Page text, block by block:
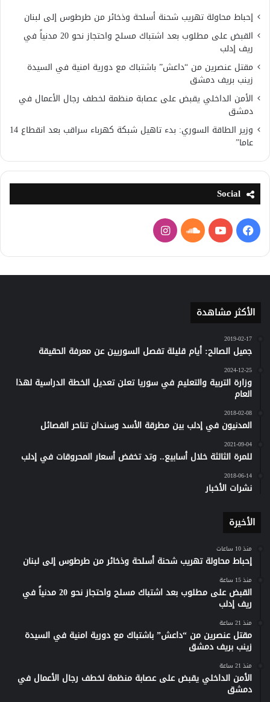
إحباط محاولة تهريب شحنة أسلحة وذخائر من طرطوس إلى لبنان
القبض على مطلوب بعد اشتباك مسلح واحتجاز نحو 20 مدنياً في
ريف إدلب
مقتل عنصرين من “داعش” باشتباك مع دورية امنية في السيدة
زينب بريف دمشق
الأمن الداخلي يقبض على عصابة منظمة لخطف رجال الأعمال في
دمشق
وزير الطاقة السوري: بدء تاهيل شبكة كهرباء سراقب بعد انقطاع 14
عاما”
Social
فيسبوكيوتيوبساوند
كلاود
انستقرام
الأكثر مشاهدة
2019-02-17
جميل الصالح: أيام قليلة تفصل السوريين عن معرفة الحقيقة
2024-12-25
وزارة التربية والتعليم في سوريا تعلن تعديل الخطة الدراسية لهذا
العام
2018-02-08
المدنيون في إدلب بين مطرقة الأسد وسندان تناحر الفصائل
2021-09-04
للمرة الثالثة خلال أسابيع.. وتد تخفض أسعار المحروقات في إدلب
2018-06-14
نشرات الأخبار
الأخيرة
منذ 10 ساعات
إحباط محاولة تهريب شحنة أسلحة وذخائر من طرطوس إلى لبنان
منذ 15 ساعة
القبض على مطلوب بعد اشتباك مسلح واحتجاز نحو 20 مدنياً في
ريف إدلب
منذ 21 ساعة
مقتل عنصرين من “داعش” باشتباك مع دورية امنية في السيدة
زينب بريف دمشق
منذ 21 ساعة
الأمن الداخلي يقبض على عصابة منظمة لخطف رجال الأعمال في
دمشق